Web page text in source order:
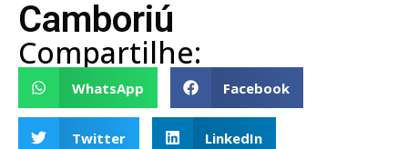
Camboriú
Compartilhe:
WhatsApp Facebook
Twitter LinkedIn